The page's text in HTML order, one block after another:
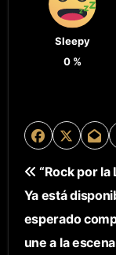
Sleepy
0%
N
A
V
“Rock por la
Ya está
esperado
une a la